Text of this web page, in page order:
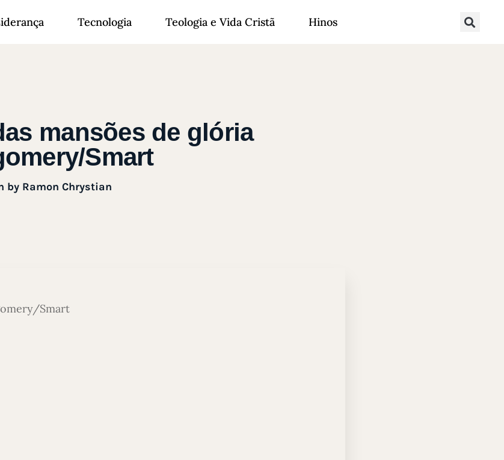
Tecnologia Teologia e Vida Cristã Hinos
mansões de glória
Smart
byRamon Chrystian
Smart